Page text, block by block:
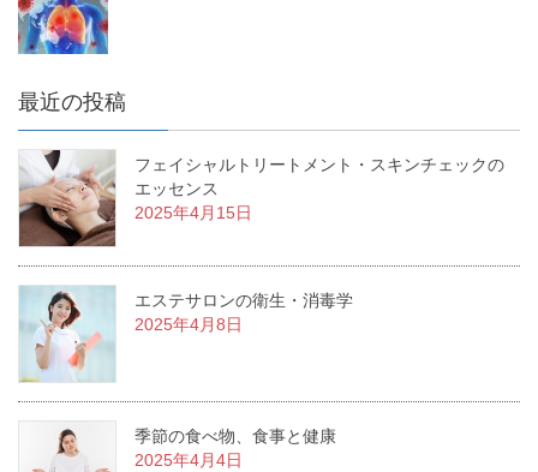
最近の投稿
フェイシャルトリートメント・スキンチェックの
エッセンス
2025年4月15日
エステサロンの衛生・消毒学
2025年4月8日
季節の食べ物、食事と健康
2025年4月4日